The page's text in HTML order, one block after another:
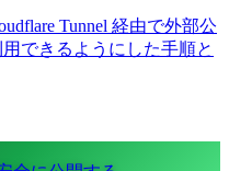
Tunnel 経由で外部公
できるようにした手順と